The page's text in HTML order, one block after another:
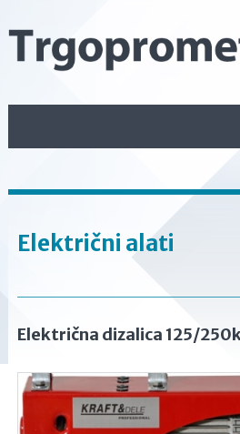
Električni alati
Električna dizalica 125/